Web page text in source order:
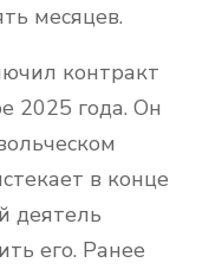
месяцев.
контракт
2025 года. Он
в конце
деятель
его. Ранее